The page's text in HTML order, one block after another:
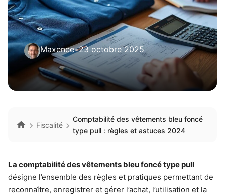
Maxence•23 octobre 2025
Fiscalité
Comptabilité des vêtements bleu foncé
type pull : règles et astuces 2024
La comptabilité des vêtements bleu foncé type pull
désigne l’ensemble des règles et pratiques permettant de
reconnaître, enregistrer et gérer l’achat, l’utilisation et la